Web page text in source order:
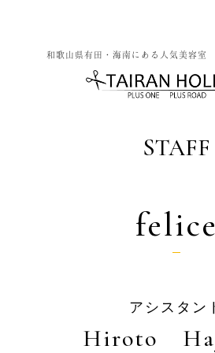
和歌山県有田・海南にある人気美容室
STAFF
felice
アシスタン
Hiroto